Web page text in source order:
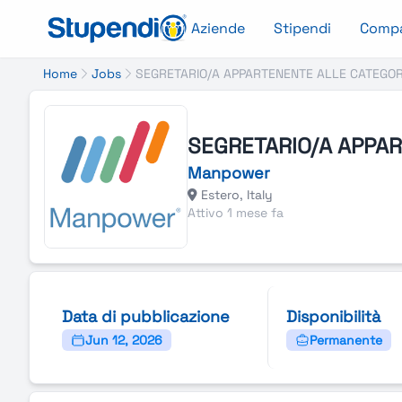
Aziende Stipendi
Home Jobs SEGRETARIO/A APPARTENENTE ALLE
SEGRETARIO/A
Manpower
Estero, Italy
Attivo 1 mese fa
Data di pubblicazione
Jun 12, 2026
Disponibilità
Permanente